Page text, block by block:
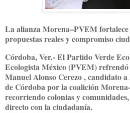
La alianza Morena–PVEM fortalece
propuestas reales y compromiso
Córdoba, Ver.- El Partido Verde
Ecologista México (PVEM)
Manuel Alonso Cerezo , candidato
de Córdoba por la coalición
recorriendo colonias y
directo con la ciudadanía.